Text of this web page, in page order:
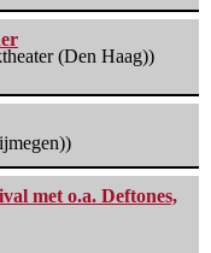
(Den Haag))
met o.a. Deftones,